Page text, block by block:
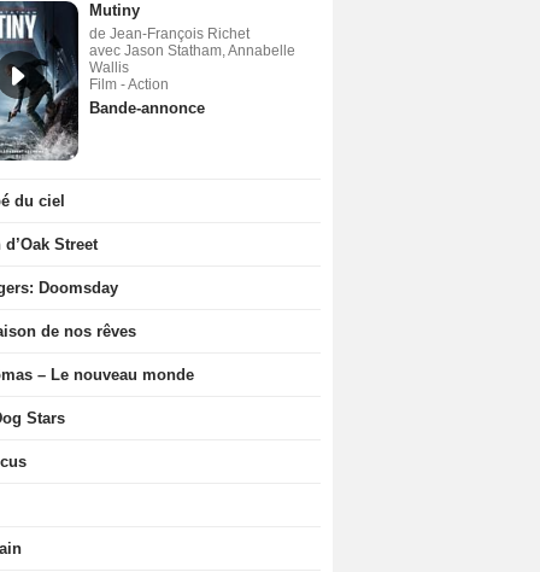
Mutiny
de Jean-François Richet
avec Jason Statham, Annabelle
Wallis
Film - Action
Bande-annonce
du ciel
d’Oak Street
Doomsday
de nos rêves
– Le nouveau monde
Stars